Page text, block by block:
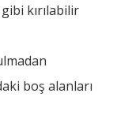
kırılabilir
boş alanları